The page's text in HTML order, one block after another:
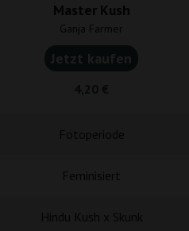
Master Kush
Ganja Farmer
Jetzt kaufen
Feminisiert